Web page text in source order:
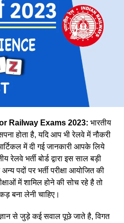
कई लोग ताने सुनाते है लेकिन वे
है और अपना काम पूरे मन से करती है।
क्षेत्र में आना चाहिए। क्योंकि महिला
Railway Exams 2023: भारतीय
होता है, यदि आप भी रेलवे में नौकरी
में दी गई जानकारी आपके लिये
भर्ती बोर्ड द्वारा इस साल बड़ी
पदों पर भर्ती परीक्षा आयोजित की
में शामिल होने की सोच रहे है तो
बना लेनी चाहिए।
से जुड़े कई सवाल पूछे जाते है, विगत